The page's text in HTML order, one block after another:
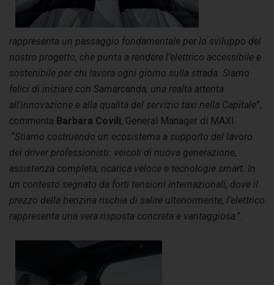
rappresenta un passaggio fondamentale per lo sviluppo del
nostro progetto, che punta a rendere l’elettrico accessibile e
sostenibile per chi lavora ogni giorno sulla strada. Siamo
felici di iniziare con Samarcanda, una realtà attenta
all’innovazione e alla qualità del servizio taxi nella Capitale”,
commenta Barbara Covili, General Manager di MAXI.
“Stiamo costruendo un ecosistema a supporto del lavoro
dei driver professionisti: veicoli di nuova generazione,
assistenza completa, ricarica veloce e tecnologie smart. In
un contesto segnato da forti tensioni internazionali, dove il
prezzo della benzina rischia di salire ulteriormente, l’elettrico
rappresenta una vera risposta concreta e vantaggiosa .”.